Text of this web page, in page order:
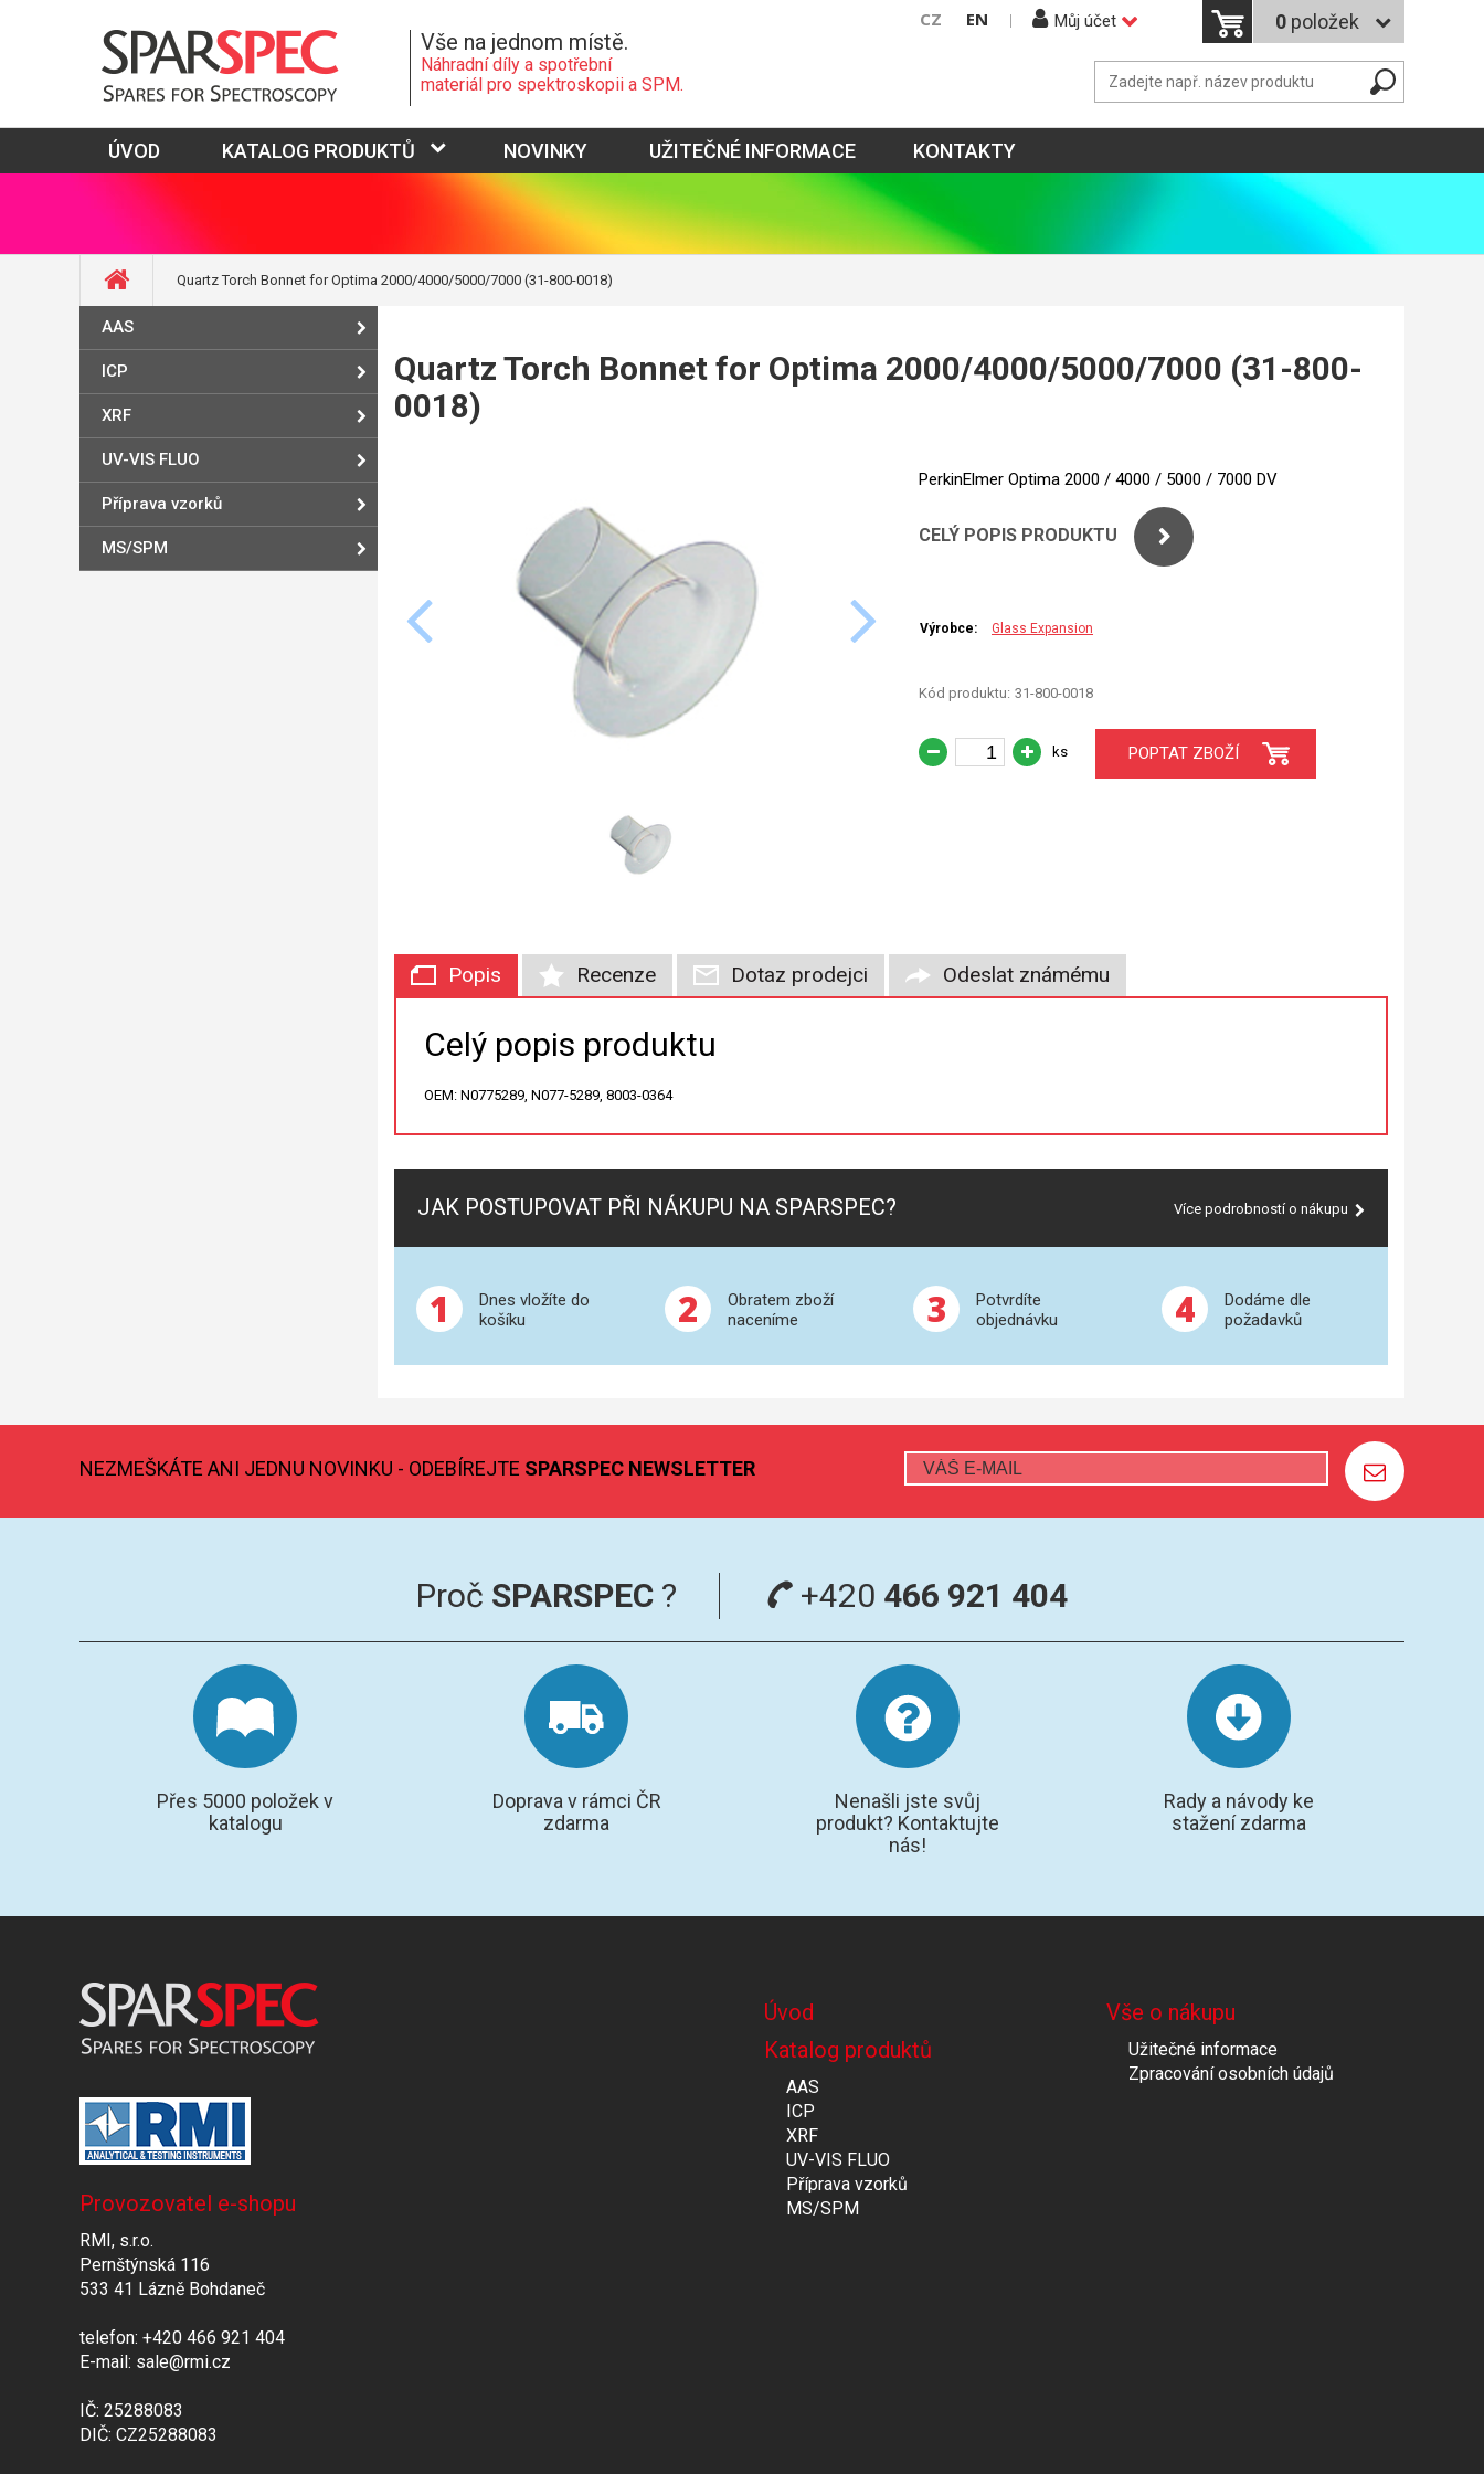
Vše na jednom místě.
Náhradní díly a spotřební
materiál pro spektroskopii a SPM.
CZ EN Můj účet 0 položek
ÚVOD KATALOG PRODUKTŮ NOVINKY UŽITEČNÉ INFORMACE KONTAKTY
Quartz Torch Bonnet for Optima 2000/4000/5000/7000 (31-800-0018)
AAS
ICP
XRF
UV-VIS FLUO
Příprava vzorků
MS/SPM
Quartz Torch Bonnet for Optima 2000/4000/5000/7000 (31-800-
0018)
PerkinElmer Optima 2000 / 4000 / 5000 / 7000 DV
CELÝ POPIS PRODUKTU
Výrobce: Glass Expansion
Kód produktu: 31-800-0018
ks POPTAT ZBOŽÍ
Popis Recenze Dotaz prodejci Odeslat známému
Celý popis produktu
OEM: N0775289, N077-5289, 8003-0364
JAK POSTUPOVAT PŘI NÁKUPU NA SPARSPEC? Více podrobností o nákupu
1
Dnes vložíte do
košíku
2
Obratem zboží
naceníme
3
Potvrdíte
objednávku
4
Dodáme dle
požadavků
NEZMEŠKÁTE ANI JEDNU NOVINKU - ODEBÍREJTE SPARSPEC NEWSLETTER
Proč SPARSPEC ? +420 466 921 404
Přes 5000 položek v
katalogu
Doprava v rámci ČR
zdarma
Nenašli jste svůj
produkt? Kontaktujte
nás!
Rady a návody ke
stažení zdarma
Provozovatel e-shopu
RMI, s.r.o.
Pernštýnská 116
533 41 Lázně Bohdaneč
telefon: +420 466 921 404
E-mail: sale@rmi.cz
IČ: 25288083
DIČ: CZ25288083
Úvod
Katalog produktů
AAS
ICP
XRF
UV-VIS FLUO
Příprava vzorků
MS/SPM
Vše o nákupu
Užitečné informace
Zpracování osobních údajů